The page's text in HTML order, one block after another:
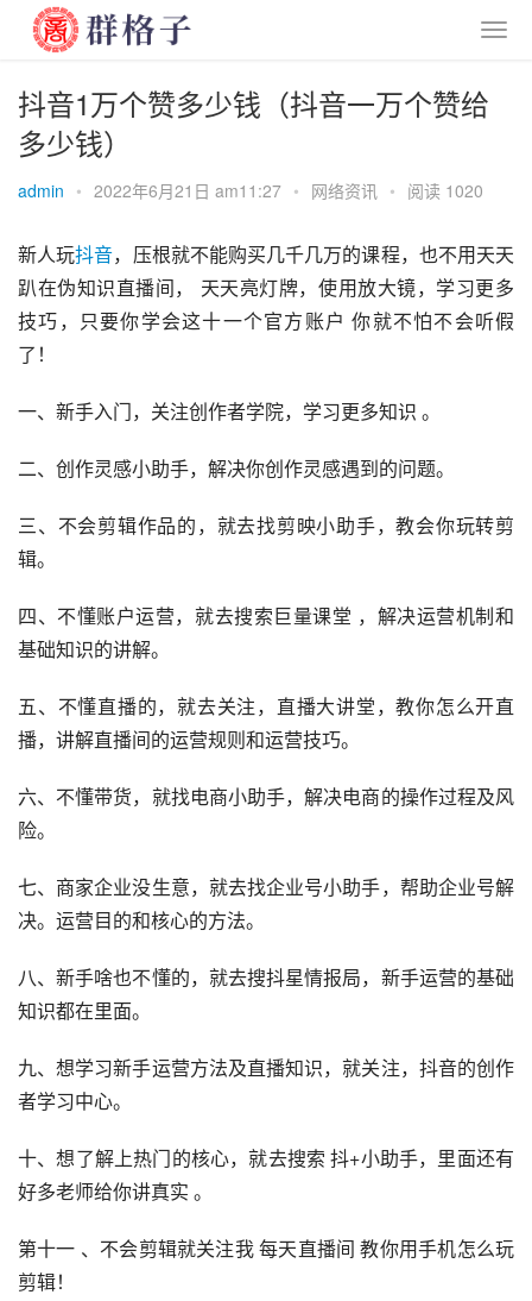
抖音1万个赞多少钱（抖音一万个赞给
多少钱）
admin • 2022年6月21日 am11:27 • 网络资讯 • 阅读 1020
新人玩抖音，压根就不能购买几千几万的课程，也不用天天
趴在伪知识直播间， 天天亮灯牌，使用放大镜，学习更多
技巧，只要你学会这十一个官方账户 你就不怕不会听假
了！
一、新手入门，关注创作者学院，学习更多知识 。
二、创作灵感小助手，解决你创作灵感遇到的问题。
三、不会剪辑作品的，就去找剪映小助手，教会你玩转剪
辑。
四、不懂账户运营，就去搜索巨量课堂 ，解决运营机制和
基础知识的讲解。
五、不懂直播的，就去关注，直播大讲堂，教你怎么开直
播，讲解直播间的运营规则和运营技巧。
六、不懂带货，就找电商小助手，解决电商的操作过程及风
险。
七、商家企业没生意，就去找企业号小助手，帮助企业号解
决。运营目的和核心的方法。
八、新手啥也不懂的，就去搜抖星情报局，新手运营的基础
知识都在里面。
九、想学习新手运营方法及直播知识，就关注， 抖音的创作
者学习中心。
十、想了解上热门的核心，就去搜索 抖+小助手，里面还有
好多老师给你讲真实 。
第十一 、不会剪辑就关注我 每天直播间 教你用手机怎么玩
剪辑！